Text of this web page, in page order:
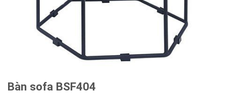
Bàn sofa BSF404